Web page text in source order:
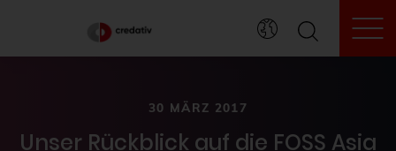
30 MÄRZ 2017
Unser Rückblick auf die FOSS Asia